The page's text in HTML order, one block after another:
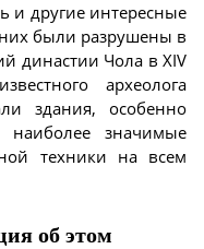
и другие интересные
были разрушены в
династии Чола в XIV
археолога
здания, особенно
значимые
техники на всем
об этом